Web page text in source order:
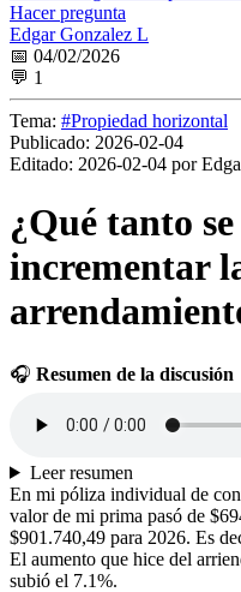
Hacer pregunta
Edgar Gonzalez L
📅 04/02/2026
💬 1
Tema: #Propiedad horizontal
Publicado: 2026-02-04
Editado: 2026-02-04 por
¿Qué tanto
incrementar
🎧 Resumen de la discusión
Leer resumen
En mi póliza individual de
valor de mi prima pasó de
$901.740,49 para 2026. Es
El aumento que hice del
subió el 7.1%.